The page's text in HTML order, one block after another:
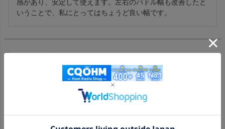
感があり、安定して使えます。左右のパドル幅も改善したと
いうことで、私にとってはちょうど良い幅です。
GN507 GHDキーおすすめのモデルで大変よく売れています。
◆メカ接点のキーとしては音も静かでソフトタッチ、グッドフィー